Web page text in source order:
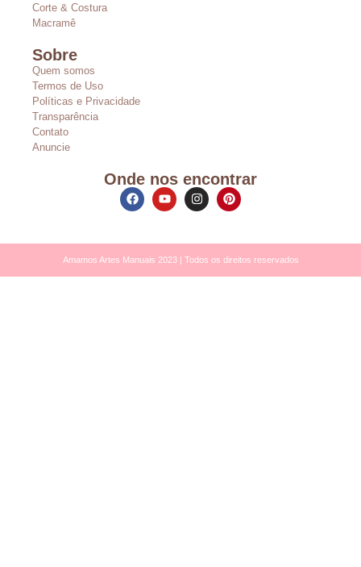
Corte & Costura
Macramê
Sobre
Quem somos
Termos de Uso
Políticas e Privacidade
Transparência
Contato
Anuncie
Onde nos encontrar
Amamos Artes Manuais 2023 | Todos os direitos reservados